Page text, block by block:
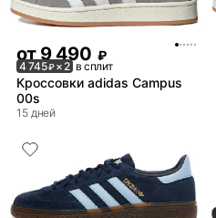
от 9 490 ₽
4 745₽× 2 в сплит
Кроссовки adidas Campus
00s
15 дней